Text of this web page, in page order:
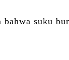
suku